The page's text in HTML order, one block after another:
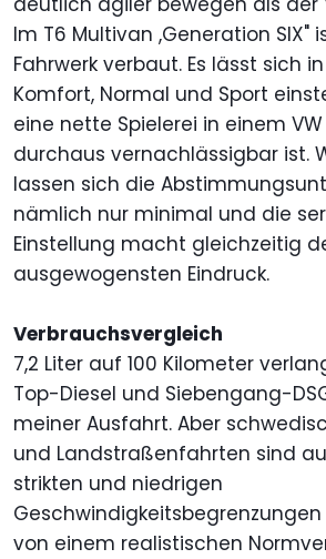
Im T6 Multivan ,Generation SIX"
Fahrwerk verbaut. Es lässt sich
Komfort, Normal und Sport
eine nette Spielerei in einem
durchaus vernachlässigbar ist.
lassen sich die
nämlich nur minimal und die
Einstellung macht gleichzeitig
ausgewogensten Eindruck.
Verbrauchsvergleich
7,2 Liter auf 100 Kilometer
Top-Diesel und Siebengang-
meiner Ausfahrt. Aber
und Landstraßenfahrten sind
strikten und niedrigen
von einem realistischen